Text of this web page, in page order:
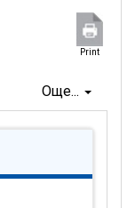
Print
Още...